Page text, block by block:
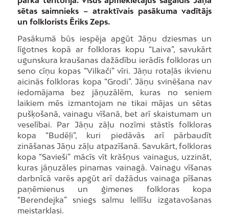
sētas saimnieks – atraktīvais pasākuma vadītājs
un folklorists Ēriks Zeps.
Pasākumā būs iespēja apgūt Jāņu dziesmas un
līgotnes kopā ar folkloras kopu “Laiva”, savukārt
ugunskura kraušanas dažādību ierādīs folkloras un
seno cīņu kopas “Vilkači” vīri. Jāņu rotaļās ikvienu
aicinās folkloras kopa “Grodi”. Jāņu svinēšana nav
iedomājama bez jāņuzālēm, kuras no seniem
laikiem mēs izmantojam ne tikai mājas un sētas
pušķošanā, vainagu vīšanā, bet arī skaistumam un
veselībai. Par Jāņu zāļu nozīmi stāstīs folkloras
kopa “Budēļi”, kuri piedāvās arī pārbaudīt
zināšanas Jāņu zāļu atpazīšanā. Savukārt, folkloras
kopa “Savieši” mācīs vīt krāšņus vainagus, uzzināt,
kuras jāņuzāles pinamas vainagā. Vainagu vīšanas
darbnīcā varēs apgūt arī dažādus vainaga pīšanas
paņēmienus un ģimenes folkloras kopa
“Berendejka” sniegs salmu lellīšu izgatavošanas
meistarklasi.